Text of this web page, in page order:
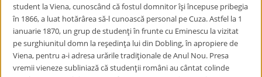
student la Viena, cunoscând că fostul domnitor îşi începuse pribegia
în 1866, a luat hotărârea să-l cunoască personal pe Cuza. Astfel la 1
ianuarie 1870, un grup de studenţi în frunte cu Eminescu la vizitat
pe surghiunitul domn la reşedinţa lui din Dobling, în apropiere de
Viena, pentru a-i adresa urările tradiţionale de Anul Nou. Presa
vremii vieneze subliniază că studenţii români au cântat colinde